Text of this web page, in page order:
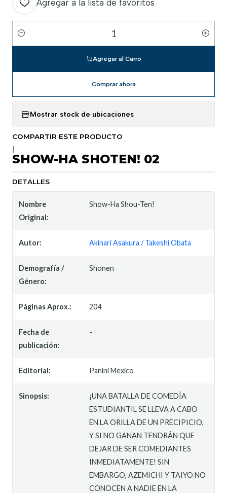
Agregar a la lista de favoritos
Cantidad
Agregar al Carro
Comprar ahora
Mostrar stock de ubicaciones
COMPARTIR ESTE PRODUCTO
|
SHOW-HA SHOTEN! 02
DETALLES
Nombre
Original:
Show-Ha Shou-Ten!
Autor: Akinari Asakura / Takeshi Obata
Demografía /
Género:
Shonen
Páginas Aprox.: 204
Fecha de
publicación:
-
Editorial: Panini Mexico
Sinopsis:
¡UNA BATALLA DE COMEDÍA
ESTUDIANTIL SE LLEVA A CABO
EN LA ORILLA DE UN PRECIPICIO,
Y SI NO GANAN TENDRÁN QUE
DEJAR DE SER COMEDIANTES
INMEDIATAMENTE! SIN
EMBARGO, AZEMICHI Y TAIYO NO
CONOCEN A NADIE EN LA